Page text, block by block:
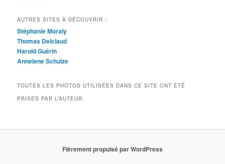
AUTRES SITES À DÉCOUVRIR :
Stéphanie Moraly
Thomas Delclaud
Harold Guérin
Annelene Schulze
TOUTES LES PHOTOS UTILISÉES DANS CE SITE ONT ÉTÉ
PRISES PAR L’AUTEUR.
Fièrement propulsé par WordPress